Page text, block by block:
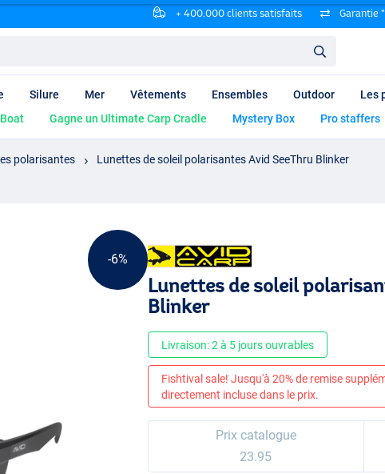
+ 400.000 clients satisfaits Garantie
Silure Mer Vêtements Ensembles Outdoor Les
Gagne un Ultimate Carp Cradle Mystery Box Pro staffers
polarisantes
Lunettes de soleil polarisantes Avid SeeThru Blinker
-6%
Lunettes de soleil
Blinker
Livraison: 2 à 5 jours ouvrables
Fishtival sale! Jusqu'à 20% de remise
directement incluse dans le prix.
Prix catalogue
23.95